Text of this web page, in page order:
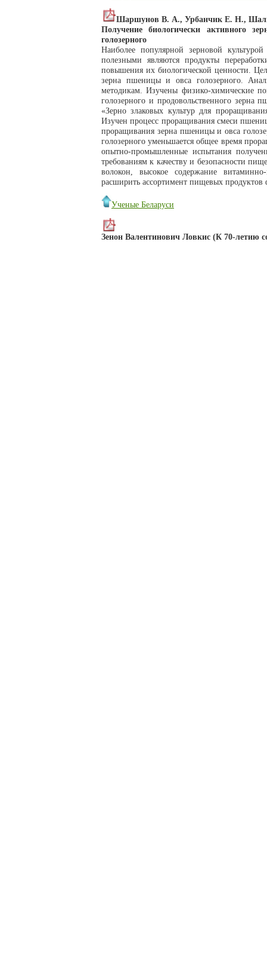
Шаршунов В. А., Урбанчик Е. Н.,
Получение биологически активного
голозерного
Наиболее популярной зерновой
полезными являются продукты
повышения их биологической ценности.
зерна пшеницы и овса голозерного.
методикам. Изучены физико-химические
голозерного и продовольственного зерна
«Зерно злаковых культур для
Изучен процесс проращивания смеси
проращивания зерна пшеницы и овса
голозерного уменьшается общее время
опытно-промышленные испытания
требованиям к качеству и безопасности
волокон, высокое содержание
расширить ассортимент пищевых продуктов
Ученые Беларуси
Зенон Валентинович Ловкис (К 70-летию